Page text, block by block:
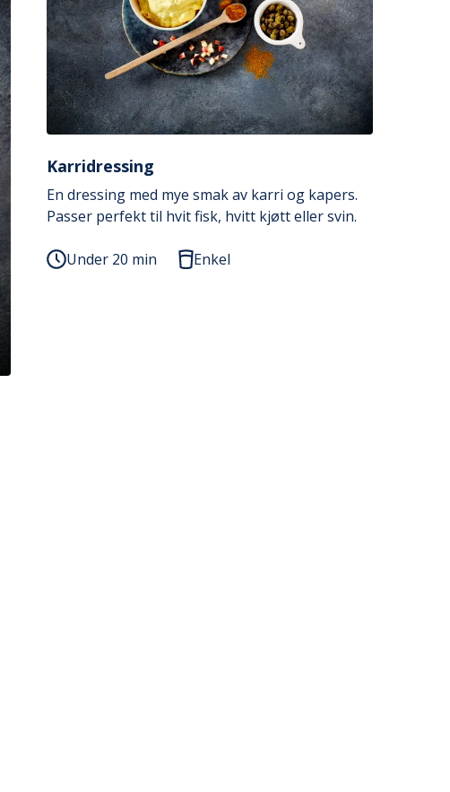
Karridressing
En dressing med mye smak av karri og kapers.
Passer perfekt til hvit fisk, hvitt kjøtt eller svin.
Under 20 min Enkel